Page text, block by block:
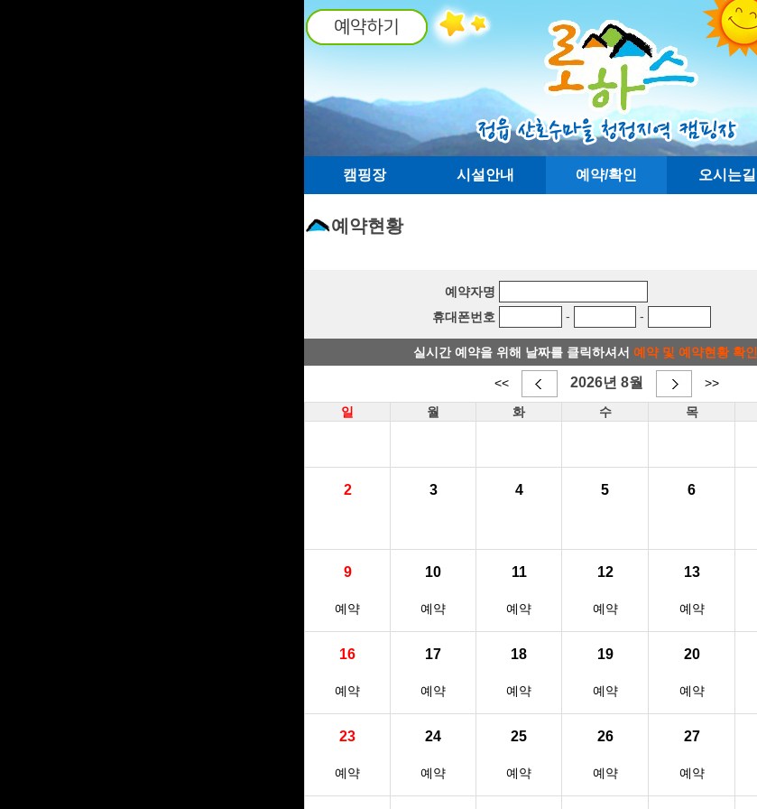
캠핑장 시설안내 예약/확인 오시는길
예약현황
예약자명
휴대폰번호
- -
실시간 예약을 위해 날짜를 클릭하셔서 예약 및 예약현황 확인
<< 2026년 8월 >>
일 월 화 수 목
2 3 4 5 6
9
예약
10
예약
11
예약
12
예약
13
예약
16
예약
17
예약
18
예약
19
예약
20
예약
23
예약
24
예약
25
예약
26
예약
27
예약